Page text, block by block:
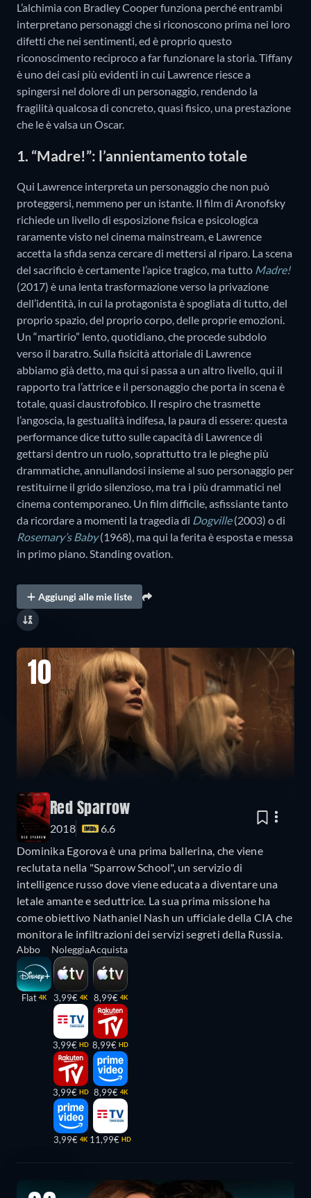
L’alchimia con Bradley Cooper funziona perché entrambi
interpretano personaggi che si riconoscono prima nei loro
difetti che nei sentimenti, ed è proprio questo
riconoscimento reciproco a far funzionare la storia. Tiffany
è uno dei casi più evidenti in cui Lawrence riesce a
spingersi nel dolore di un personaggio, rendendo la
fragilità qualcosa di concreto, quasi fisico, una prestazione
che le è valsa un Oscar.
1. “Madre!”: l’annientamento totale
Qui Lawrence interpreta un personaggio che non può
proteggersi, nemmeno per un istante. Il film di Aronofsky
richiede un livello di esposizione fisica e psicologica
raramente visto nel cinema mainstream, e Lawrence
accetta la sfida senza cercare di mettersi al riparo. La scena
del sacrificio è certamente l’apice tragico, ma tutto Madre!
(2017) è una lenta trasformazione verso la privazione
dell’identità, in cui la protagonista è spogliata di tutto, del
proprio spazio, del proprio corpo, delle proprie emozioni.
Un “martirio” lento, quotidiano, che procede subdolo
verso il baratro. Sulla fisicità attoriale di Lawrence
abbiamo già detto, ma qui si passa a un altro livello, qui il
rapporto tra l’attrice e il personaggio che porta in scena è
totale, quasi claustrofobico. Il respiro che trasmette
l’angoscia, la gestualità indifesa, la paura di essere: questa
performance dice tutto sulle capacità di Lawrence di
gettarsi dentro un ruolo, soprattutto tra le pieghe più
drammatiche, annullandosi insieme al suo personaggio per
restituirne il grido silenzioso, ma tra i più drammatici nel
cinema contemporaneo. Un film difficile, asfissiante tanto
da ricordare a momenti la tragedia di Dogville (2003) o di
Rosemary’s Baby(1968), ma qui la ferita è esposta e messa
in primo piano. Standing ovation.
Aggiungi alle mie liste
10
Red Sparrow
2018
6.6
Dominika Egorova è una prima ballerina, che viene
reclutata nella "Sparrow School", un servizio di
intelligence russo dove viene educata a diventare una
letale amante e seduttrice. La sua prima missione ha
come obiettivo Nathaniel Nash un ufficiale della CIA che
monitora le infiltrazioni dei servizi segreti della Russia.
Abbo
Flat 4K
Noleggia
3,99€ 4K
3,99€ HD
3,99€ HD
3,99€ 4K
Acquista
8,99€ 4K
8,99€ HD
8,99€ 4K
11,99€ HD